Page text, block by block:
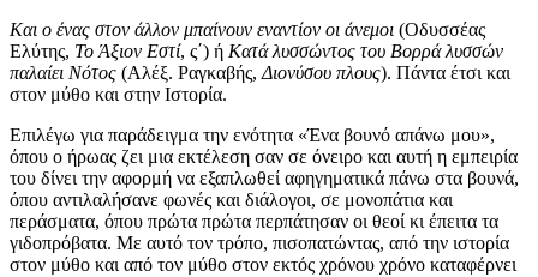
Και ο ένας στον άλλον μπαίνουν εναντίον οι άνεμοι (Οδυσσέας
Ελύτης, Το Άξιον Εστί, ς΄) ή Κατά λυσσώντος του Βορρά λυσσών
παλαίει Νότος (Αλέξ. Ραγκαβής, Διονύσου πλους). Πάντα έτσι και
στον μύθο και στην Ιστορία.
Επιλέγω για παράδειγμα την ενότητα «Ένα βουνό απάνω μου»,
όπου ο ήρωας ζει μια εκτέλεση σαν σε όνειρο και αυτή η εμπειρία
του δίνει την αφορμή να εξαπλωθεί αφηγηματικά πάνω στα βουνά,
όπου αντιλαλήσανε φωνές και διάλογοι, σε μονοπάτια και
περάσματα, όπου πρώτα πρώτα περπάτησαν οι θεοί κι έπειτα τα
γιδοπρόβατα. Με αυτό τον τρόπο, πισοπατώντας, από την ιστορία
στον μύθο και από τον μύθο στον εκτός χρόνου χρόνο καταφέρνει